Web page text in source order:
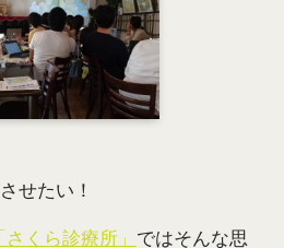
せたい！
さくら診療所」 ではそんな思